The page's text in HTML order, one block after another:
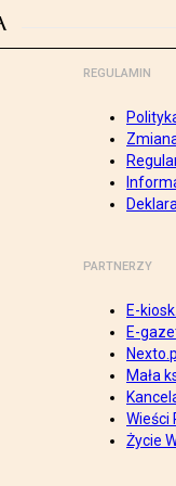
REGULAMIN
PARTNERZY
E-
E-
Nexto.pl
Mała
Wieści
Życie